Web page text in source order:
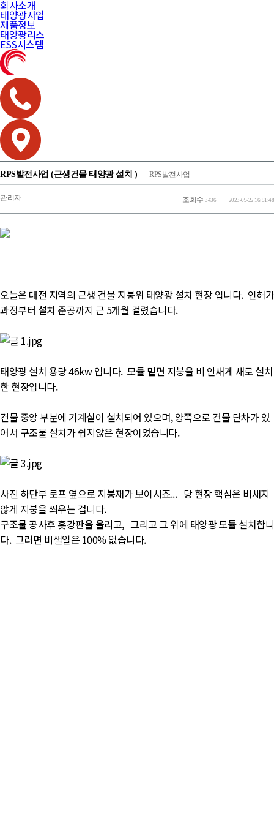
회사소개
태양광사업
제품정보
태양광리스
ESS시스템
RPS발전사업 (근생건물 태양광 설치 ) RPS발전사업
관리자 조회수 3436 2023-09-22 16:51:48
오늘은 대전 지역의 근생 건물 지붕위 태양광 설치 현장 입니다. 인허가
과정부터 설치 준공까지 근 5개월 걸렸습니다.
태양광 설치 용량 46kw 입니다. 모듈 밑면 지붕을 비 안새게 새로 설치
한 현장입니다.
건물 중앙 부분에 기계실이 설치되어 있으며, 양쪽으로 건물 단차가 있
어서 구조물 설치가 쉽지않은 현장이었습니다.
사진 하단부 로프 옆으로 지붕재가 보이시죠... 당 현장 핵심은 비새지
않게 지붕을 씌우는 겁니다.
구조물 공사후 홋강판을 올리고, 그리고 그 위에 태양광 모듈 설치합니
다. 그러면 비샐일은 100% 없습니다.